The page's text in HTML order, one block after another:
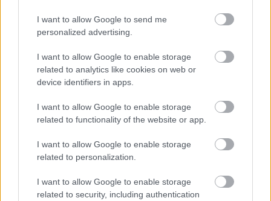
I want to allow Google to send me
personalized advertising.
I want to allow Google to enable storage
related to analytics like cookies on web or
device identifiers in apps.
I want to allow Google to enable storage
related to functionality of the website or app.
I want to allow Google to enable storage
related to personalization.
I want to allow Google to enable storage
related to security, including authentication
Kis hazánk hírfolyamában kevés olyan
gazdasági/politikai hír jelenik meg, ami ne lenne
fekete és fehér színben is tálalva, szintén népszerű
sport a hírekre való reagálás, cáfolat, bocsánatkérés.
különböző sajtóorgánum…
ötlet #46: írjál sajtóközleményt ész
nélkül
• 2008. június 12.